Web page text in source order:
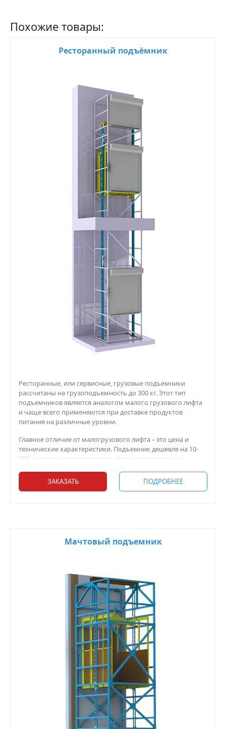
Похожие товары:
Ресторанный подъёмник
Ресторанные, или сервисные, грузовые подъемники
рассчитаны на грузоподъемность до 300 кг. Этот тип
подъемников является аналогом малого грузового лифта
и чаще всего применяются при доставке продуктов
питания на различные уровни.
Главное отличие от малогрузового лифта – это цена и
технические характеристики. Подъемник дешевле на 10-
30% и может эксплуатироваться при отрицательных
ЗАКАЗАТЬ
ПОДРОБНЕЕ
Мачтовый подъемник